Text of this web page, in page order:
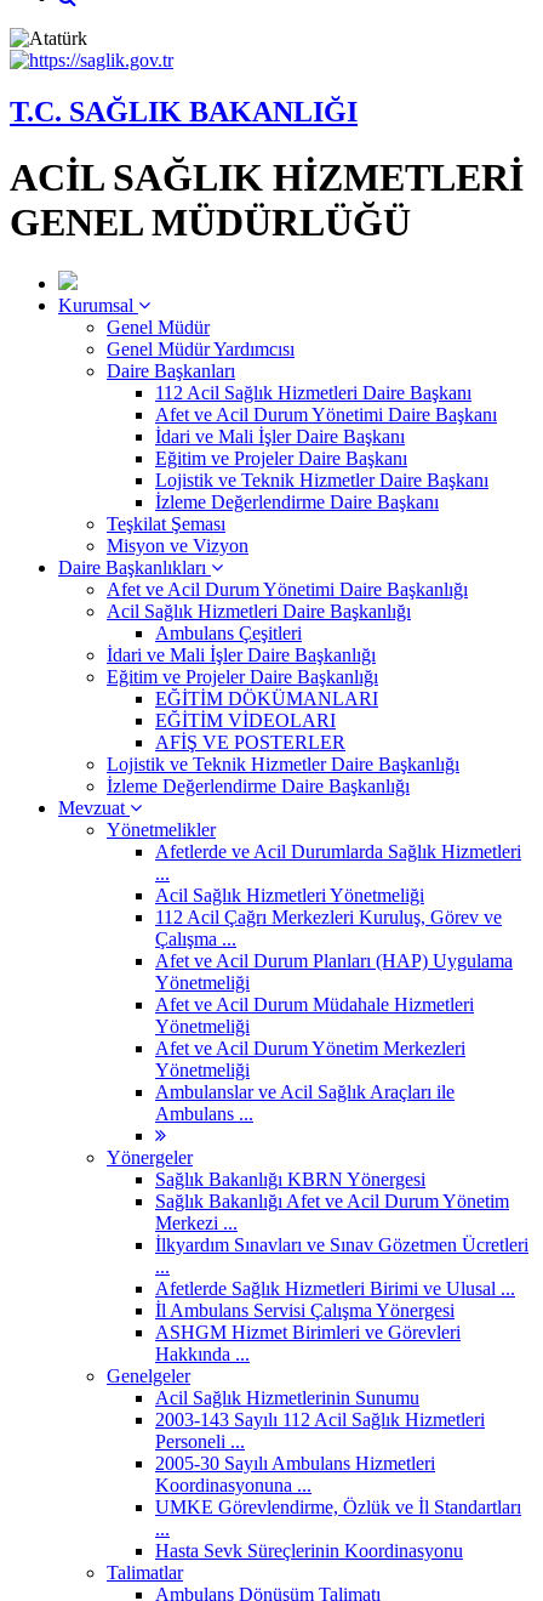
T.C. SAĞLIK BAKANLIĞI
ACİL SAĞLIK HİZMETLERİ
GENEL MÜDÜRLÜĞÜ
Kurumsal
Genel Müdür
Genel Müdür Yardımcısı
Daire Başkanları
112 Acil Sağlık Hizmetleri Daire Başkanı
Afet ve Acil Durum Yönetimi Daire Başkanı
İdari ve Mali İşler Daire Başkanı
Eğitim ve Projeler Daire Başkanı
Lojistik ve Teknik Hizmetler Daire Başkanı
İzleme Değerlendirme Daire Başkanı
Teşkilat Şeması
Misyon ve Vizyon
Daire Başkanlıkları
Afet ve Acil Durum Yönetimi Daire Başkanlığı
Acil Sağlık Hizmetleri Daire Başkanlığı
Ambulans Çeşitleri
İdari ve Mali İşler Daire Başkanlığı
Eğitim ve Projeler Daire Başkanlığı
EĞİTİM DÖKÜMANLARI
EĞİTİM VİDEOLARI
AFİŞ VE POSTERLER
Lojistik ve Teknik Hizmetler Daire Başkanlığı
İzleme Değerlendirme Daire Başkanlığı
Mevzuat
Yönetmelikler
Afetlerde ve Acil Durumlarda Sağlık Hizmetleri
...
Acil Sağlık Hizmetleri Yönetmeliği
112 Acil Çağrı Merkezleri Kuruluş, Görev ve
Çalışma ...
Afet ve Acil Durum Planları (HAP) Uygulama
Yönetmeliği
Afet ve Acil Durum Müdahale Hizmetleri
Yönetmeliği
Afet ve Acil Durum Yönetim Merkezleri
Yönetmeliği
Ambulanslar ve Acil Sağlık Araçları ile
Ambulans ...
Yönergeler
Sağlık Bakanlığı KBRN Yönergesi
Sağlık Bakanlığı Afet ve Acil Durum Yönetim
Merkezi ...
İlkyardım Sınavları ve Sınav Gözetmen Ücretleri
...
Afetlerde Sağlık Hizmetleri Birimi ve Ulusal ...
İl Ambulans Servisi Çalışma Yönergesi
ASHGM Hizmet Birimleri ve Görevleri
Hakkında ...
Genelgeler
Acil Sağlık Hizmetlerinin Sunumu
2003-143 Sayılı 112 Acil Sağlık Hizmetleri
Personeli ...
2005-30 Sayılı Ambulans Hizmetleri
Koordinasyonuna ...
UMKE Görevlendirme, Özlük ve İl Standartları
...
Hasta Sevk Süreçlerinin Koordinasyonu
Talimatlar
Ambulans Dönüşüm Talimatı